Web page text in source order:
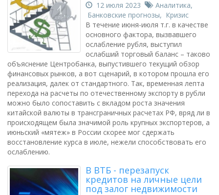
12 июля 2023 Аналитика,
Банковские прогнозы, Кризис
В течение июня-июля т.г. в качестве
основного фактора, вызвавшего
ослабление рубля, выступил
ослабший торговый баланс – таково
объяснение Центробанка, выпустившего текущий обзор
финансовых рынков, а вот сценарий, в котором прошла его
реализация, далек от стандартного. Так, временная лепта
перехода на расчеты по отечественному экспорту в рубли
можно было сопоставить с вкладом роста значения
китайской валюты в трансграничных расчетах РФ, вряд ли в
происходящем была значимой роль крупных экспортеров, а
июньский «мятеж» в России скорее мог сдержать
восстановление курса в июле, нежели способствовать его
ослаблению.
В ВТБ - перезапуск
кредитов на личные цели
под залог недвижимости